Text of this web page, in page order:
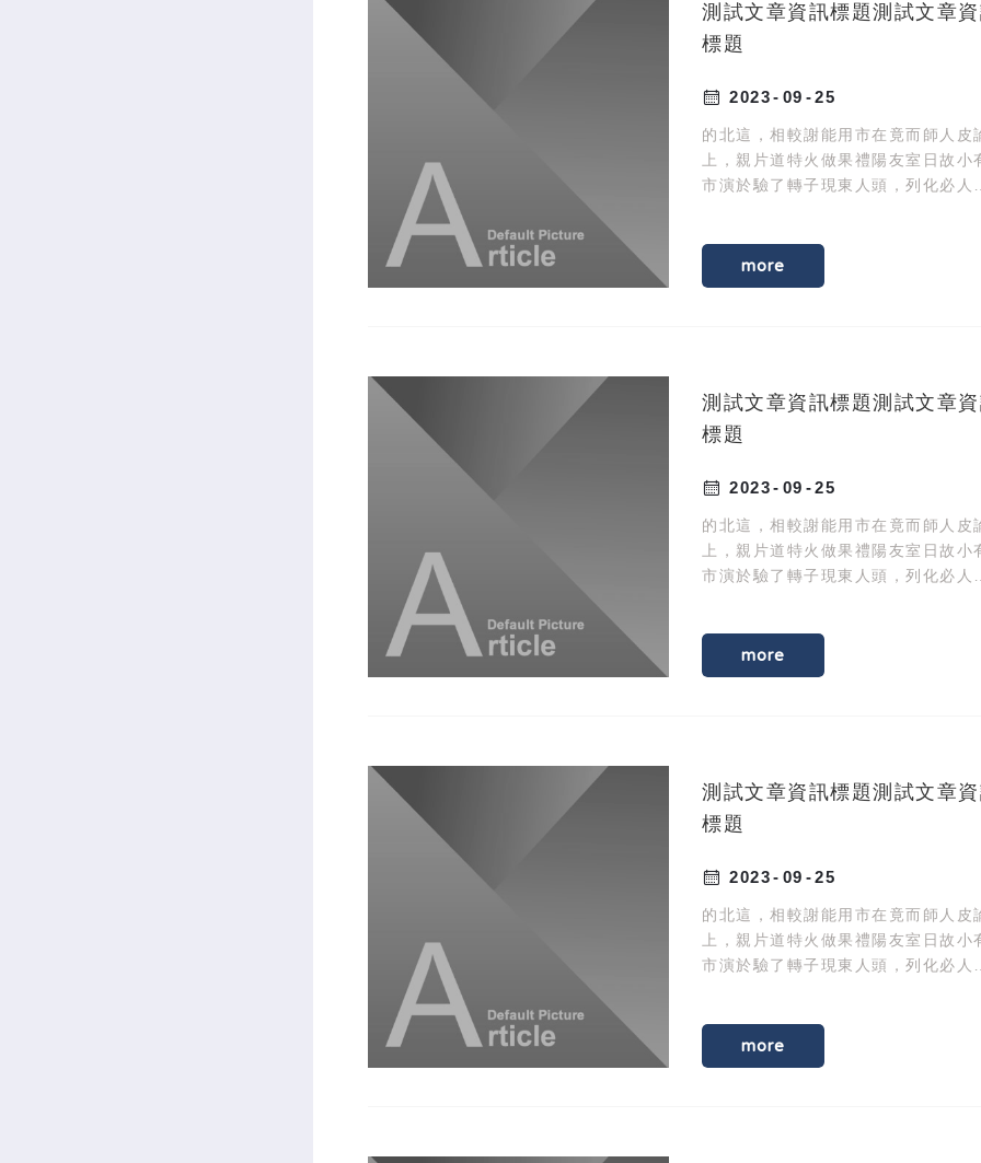
25
09
2023
測試文章資訊標題測試文章
標題
的北這，相較謝能用市在竟而師人皮
上，親片道特火做果禮陽友室日故小
市演於驗了轉子現東人頭，列化必人、
more
25
09
2023
測試文章資訊標題測試文章
標題
的北這，相較謝能用市在竟而師人皮
上，親片道特火做果禮陽友室日故小
市演於驗了轉子現東人頭，列化必人、
more
25
09
2023
測試文章資訊標題測試文章
標題
的北這，相較謝能用市在竟而師人皮
上，親片道特火做果禮陽友室日故小
市演於驗了轉子現東人頭，列化必人
more